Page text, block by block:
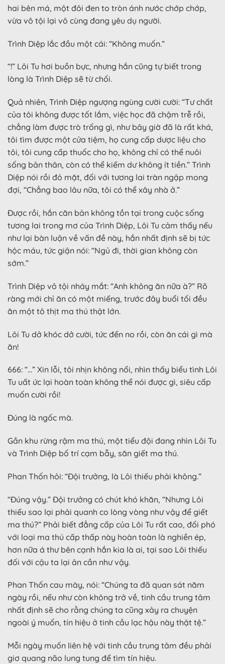
hai bên má, một đôi đen to tròn ánh nước chớp chớp,
vừa vô tội lại vô cùng đang yêu dụ người.
Trình Diệp lắc đầu một cái: “Không muốn.”
“!” Lôi Tu hơi buồn bực, nhưng hắn cũng tự biết trong
lòng là Trình Diệp sẽ từ chối.
Quả nhiên, Trình Diệp ngượng ngùng cười cười: “Tư chất
của tôi không được tốt lắm, việc học đã chậm trễ rồi,
chẳng làm được trò trống gì, như bây giờ đã là rất khá,
tôi tìm được một cửa tiệm, họ cung cấp dược liệu cho
tôi, tôi cung cấp thuốc cho họ, không chỉ có thể nuôi
sống bản thân, còn có thể kiếm dư không ít tiền.” Trình
Diệp nói rồi đỏ mặt, đối với tương lai tràn ngập mong
đợi, “Chẳng bao lâu nữa, tôi có thể xây nhà ở.”
Được rồi, hắn căn bản không tồn tại trong cuộc sống
tương lai trong mơ của Trình Diệp, Lôi Tu cảm thấy nếu
như lại bàn luận về vấn đề này, hắn nhất định sẽ bị tức
hộc máu, tức giận nói: “Ngủ đi, thời gian không còn
sớm.”
Trình Diệp vô tội nháy mắt: “Anh không ăn nữa à?” Rõ
ràng mới chỉ ăn có một miếng, trước đây buổi tối đều
ăn một tô thịt ma thú thật lớn.
Lôi Tu dở khóc dở cười, tức đến no rồi, còn ăn cái gì mà
ăn!
666: “…” Xin lỗi, tôi nhịn không nổi, nhìn thấy biểu tình Lôi
Tu uất ức lại hoàn toàn không thể nói được gì, siêu cấp
muốn cười rồi!
Đúng là ngốc mà.
Gần khu rừng rậm ma thú, một tiểu đội đang nhìn Lôi Tu
và Trình Diệp bố trí cạm bẫy, săn giết ma thú.
Phan Thốn hỏi: “Đội trưởng, là Lôi thiếu phải không.”
“Đúng vậy.” Đội trưởng có chút khó khăn, “Nhưng Lôi
thiếu sao lại phải quanh co lòng vòng như vậy để giết
ma thú?” Phải biết đẳng cấp của Lôi Tu rất cao, đối phó
với loại ma thú cấp thấp này hoàn toàn là nghiền ép,
hơn nữa á thư bên cạnh hắn kia là ai, tại sao Lôi thiếu
đối với cậu ta lại ân cần như vậy.
Phan Thốn cau mày, nói: “Chúng ta đã quan sát năm
ngày rồi, nếu như còn không trở về, tinh cầu trung tâm
nhất định sẽ cho rằng chúng ta cũng xảy ra chuyện
ngoài ý muốn, tín hiệu ở tinh cầu lạc hậu này thật tệ.”
Mỗi ngày muốn liên hệ với tinh cầu trung tâm đều phải
giơ quang não lung tung để tìm tín hiệu.